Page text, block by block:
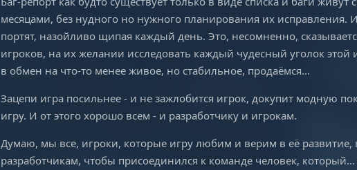
месяцами, без нудного но нужного планирования их исправления.
портят, назойливо щипая каждый день. Это, несомненно,
игроков, на их желании исследовать каждый чудесный уголок
в обмен на что-то менее живое, но стабильное, продаёмся…
Зацепи игра посильнее - и не зажлобится игрок, докупит модную
игру. И от этого хорошо всем - и разработчику и игрокам.
Думаю, мы все, игроки, которые игру любим и верим в её
разработчикам, чтобы присоединился к команде человек, который…